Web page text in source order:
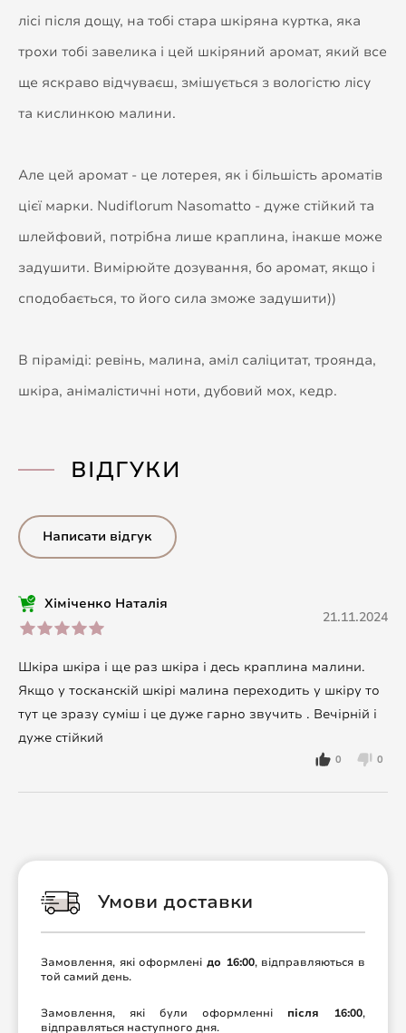
лісі після дощу, на тобі стара шкіряна куртка, яка
трохи тобі завелика і цей шкіряний аромат, який все
ще яскраво відчуваєш, змішується з вологістю лісу
та кислинкою малини.
Але цей аромат - це лотерея, як і більшість ароматів
цієї марки. Nudiflorum Nasomatto - дуже стійкий та
шлейфовий, потрібна лише краплина, інакше може
задушити. Вимірюйте дозування, бо аромат, якщо і
сподобається, то його сила зможе задушити))
В піраміді: ревінь, малина, аміл саліцитат, троянда,
шкіра, анімалістичні ноти, дубовий мох, кедр.
ВІДГУКИ
Написати відгук
Хіміченко Наталія
21.11.2024
Шкіра шкіра і ще раз шкіра і десь краплина малини.
Якщо у тосканскій шкірі малина переходить у шкіру то
тут це зразу суміш і це дуже гарно звучить . Вечірній і
дуже стійкий
0 0
Умови доставки
Замовлення, які оформлені до 16:00, відправляються в
той самий день.
Замовлення, які були оформленні після 16:00,
відправляться наступного дня.